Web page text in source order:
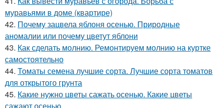
муравьями в доме (квартире)
42. Почему зацвела яблоня осенью. Природные
аномалии или почему цветут яблони
43. Как сделать молнию. Ремонтируем молнию на куртке
самостоятельно
44. Томаты семена лучшие сорта. Лучшие сорта томатов
для открытого грунта
45. Какие нужно цветы сажать осенью. Какие цветы